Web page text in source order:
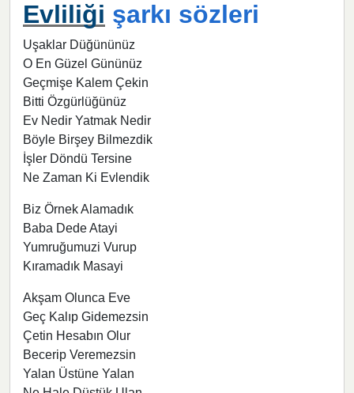
Evliliği şarkı sözleri
Uşaklar Düğününüz
O En Güzel Gününüz
Geçmişe Kalem Çekin
Bitti Özgürlüğünüz
Ev Nedir Yatmak Nedir
Böyle Birşey Bilmezdik
İşler Döndü Tersine
Ne Zaman Ki Evlendik
Biz Örnek Alamadık
Baba Dede Atayi
Yumruğumuzi Vurup
Kıramadık Masayi
Akşam Olunca Eve
Geç Kalıp Gidemezsin
Çetin Hesabın Olur
Becerip Veremezsin
Yalan Üstüne Yalan